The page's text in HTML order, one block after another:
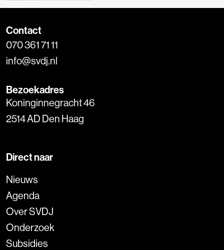
Contact
070 361 71 11
info@svdj.nl
Bezoekadres
Koninginnegracht 46
2514 AD Den Haag
Direct naar
Nieuws
Agenda
Over SVDJ
Onderzoek
Subsidies